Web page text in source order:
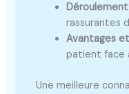
rassurantes
Avantages
patient face
Une meilleure